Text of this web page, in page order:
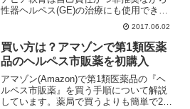
性器ヘルペス(GE)の治療にも使用でき、
医療用の処方薬であるゾビラックス軟膏
と同じアシクロビルが5％含有された、単
純ヘルペスに効果のある外用薬です。
2017.06.02
買い方は？アマゾンで第1類医薬
品のヘルペス市販薬を初購入
アマゾン(Amazon)で第1類医薬品の『ヘ
ルペス市販薬』を買う手順について解説
しています。薬局で買うよりも簡単で2ス